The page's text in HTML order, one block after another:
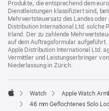
Produkte, die entsprechend dem
Dienstleistungen klassifiziert sind,
Mehrwertsteuersatz des Landes
Distribution International Ltd. solche
Irland. Der zu zahlende
auf dem Auftragsformular aufgeführt.
Apple Distribution International Ltd.
Vermittler und Leistungserbringer
Niederlassung in Zürich.
Apple
Watch
Apple Watch
46 mm Geflochtenes Solo